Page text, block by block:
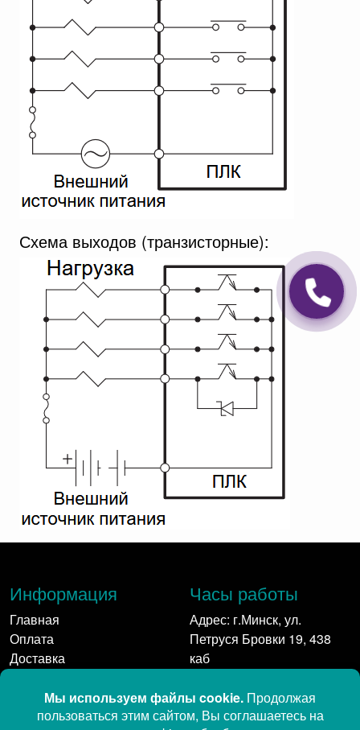
Схема выходов (транзисторные):
Информация
Главная
Оплата
Доставка
Часы работы
Адрес: г.Минск, ул.
Петруся Бровки 19, 438
каб
Контакты Мы в сети: